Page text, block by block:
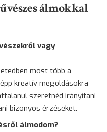
álmokkal
vagy
most több a
kreatív megoldásokra
szeretnéd irányítani
bizonyos érzéseket.
álmodom?